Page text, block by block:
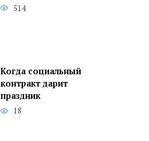
514
Когда социальный
контракт дарит
праздник
18